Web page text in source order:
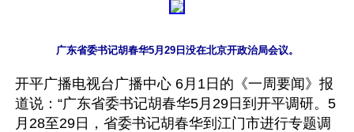
广东省委书记胡春华5月29日没在北京开政治局会议。
开平广播电视台广播中心 6月1日的《一周要闻》报
道说：“广东省委书记胡春华5月29日到开平调研。5
月28至29日，省委书记胡春华到江门市进行专题调